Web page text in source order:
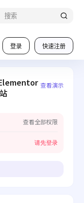
登录 快速注册
查看演示
查看全部权限
请先登录